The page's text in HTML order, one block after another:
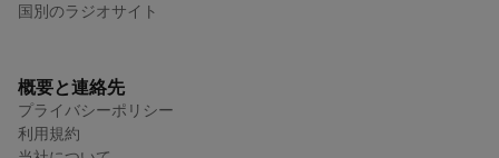
国別のラジオサイト
概要と連絡先
プライバシーポリシー
利用規約